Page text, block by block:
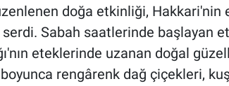
doğa etkinliği, Hakkari'nin
Sabah saatlerinde başlayan
eteklerinde uzanan doğal
rengârenk dağ çiçekleri,